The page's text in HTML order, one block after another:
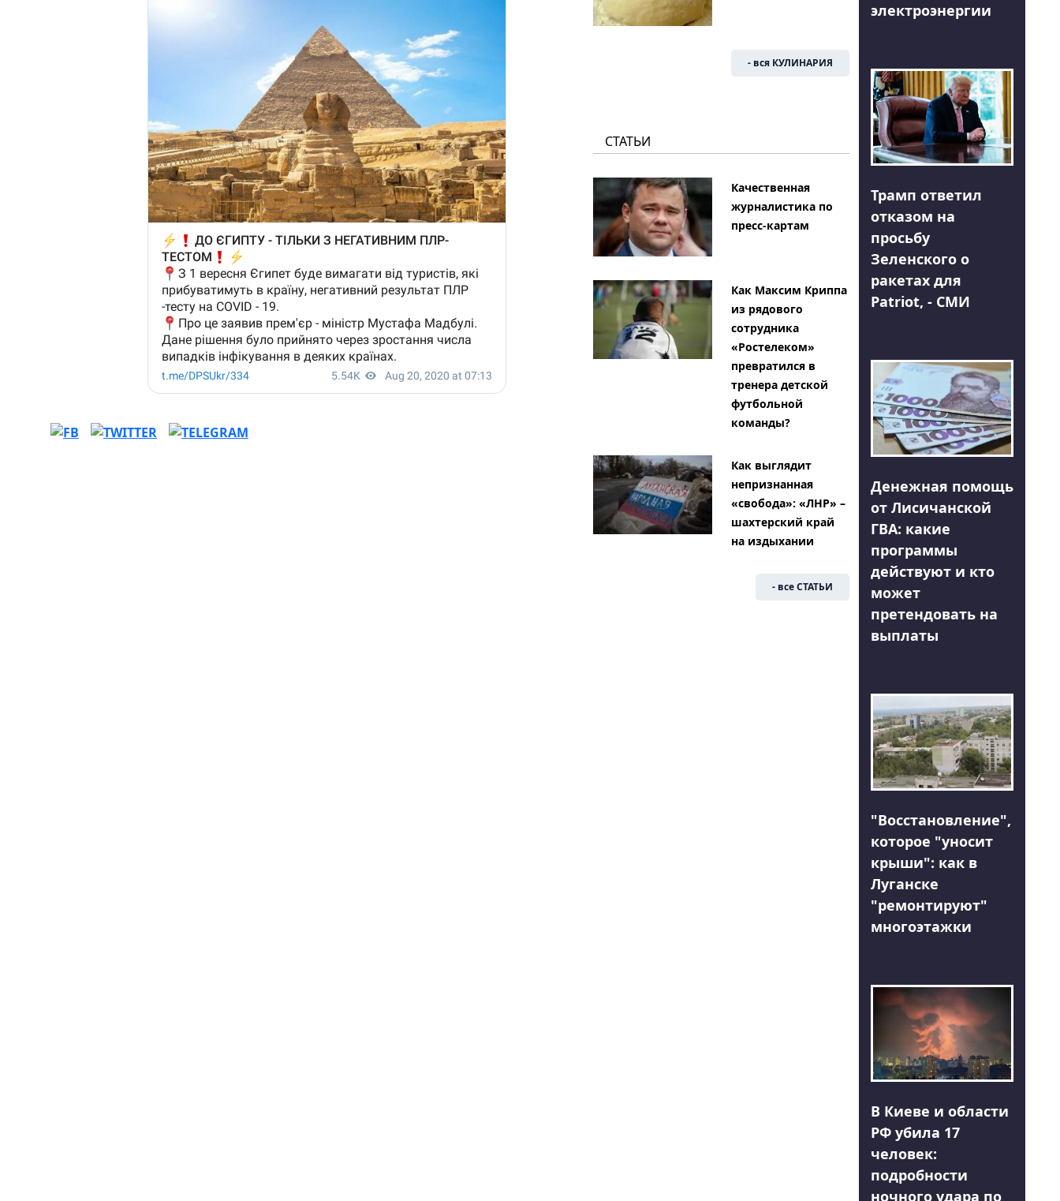
- вся КУЛИНАРИЯ
СТАТЬИ
Качественная
журналистика по
пресс-картам
Как Максим Криппа
из рядового
сотрудника
«Ростелеком»
превратился в
тренера детской
футбольной
команды?
Как выглядит
непризнанная
«свобода»: «ЛНР» –
шахтерский край
на издыхании
- все СТАТЬИ
электроэнергии
Трамп ответил
отказом на
просьбу
Зеленского о
ракетах для
Patriot, - СМИ
Денежная помощь
от Лисичанской
ГВА: какие
программы
действуют и кто
может
претендовать на
выплаты
"Восстановление",
которое "уносит
крыши": как в
Луганске
"ремонтируют"
многоэтажки
В Киеве и области
РФ убила 17
человек:
подробности
ночного удара по